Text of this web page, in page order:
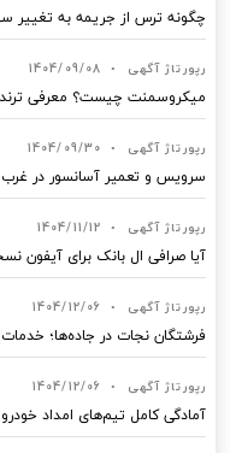
چگونه ترس از جریمه به تغییر
رپورتاژ آگهی •
1404/09/08
میکروسمنت چیست؟ معرفی
رپورتاژ آگهی •
1404/09/30
سرویس و تعمیر آسانسور در
رپورتاژ آگهی •
1404/11/12
آیا صرافی ال بانک برای آیفون
رپورتاژ آگهی •
1404/12/06
فرشتگان نجات در جاده‌ها؛ خدمات ۲۴ ساعته امداد خودرو سمنان
رپورتاژ آگهی •
1404/12/06
آمادگی کامل تیم‌های امداد